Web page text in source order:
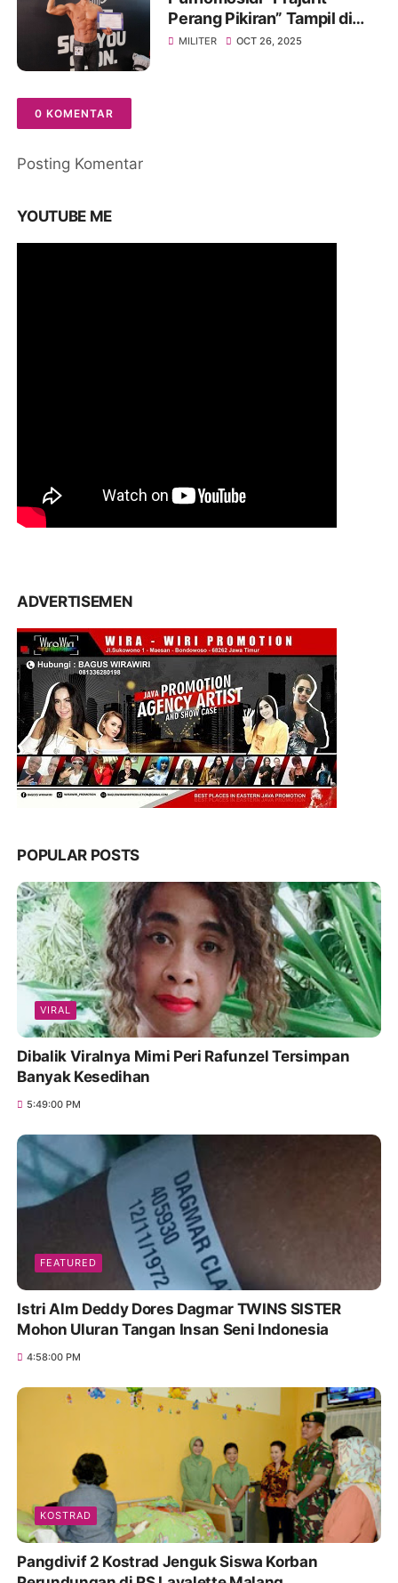
Perang Pikiran” Tampil di
Body Contest Piala Wali
MILITER OCT 26, 2025
0 KOMENTAR
Posting Komentar
YOUTUBE ME
ADVERTISEMEN
POPULAR POSTS
VIRAL
Dibalik Viralnya Mimi Peri Rafunzel Tersimpan
Banyak Kesedihan
5:49:00 PM
FEATURED
Istri Alm Deddy Dores Dagmar TWINS SISTER
Mohon Uluran Tangan Insan Seni Indonesia
4:58:00 PM
KOSTRAD
Pangdivif 2 Kostrad Jenguk Siswa Korban